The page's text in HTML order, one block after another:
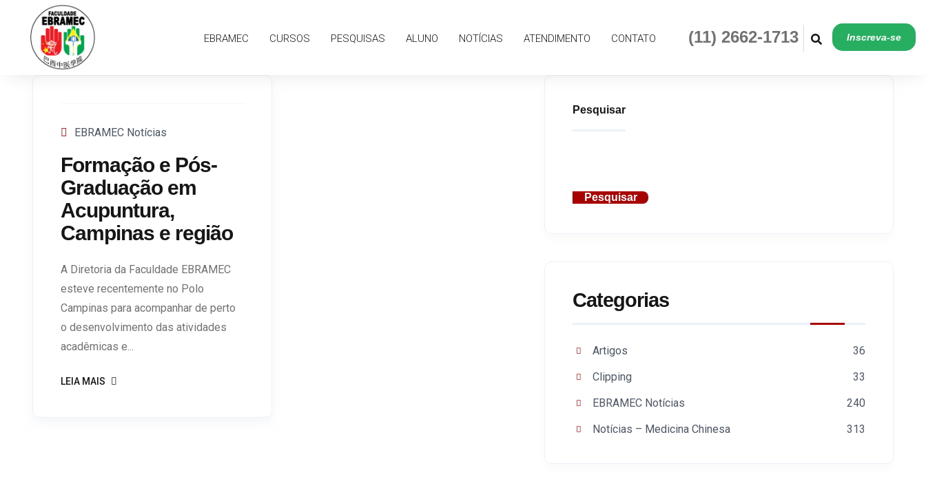
EBRAMEC CURSOS PESQUISAS ALUNO NOTÍCIAS ATENDIMENTO CONTATO (11) 2662-1713 Inscreva-se
EBRAMEC Notícias
Formação e Pós-
Graduação em
Acupuntura,
Campinas e região
A Diretoria da Faculdade EBRAMEC
esteve recentemente no Polo
Campinas para acompanhar de perto
o desenvolvimento das atividades
acadêmicas e...
LEIA MAIS
Pesquisar
Pesquisar
Categorias
Artigos
36
Clipping
33
EBRAMEC Notícias
240
Notícias – Medicina Chinesa
313